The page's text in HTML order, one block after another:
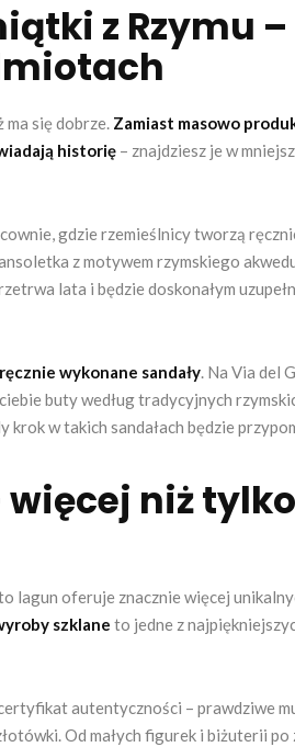
z Rzymu
ma się dobrze. Zamiast masowo
historię – znajdziesz je w
gdzie rzemieślnicy tworzą
z motywem rzymskiego
lata i będzie doskonałym
ręcznie wykonane sandały. Na Via del
buty według tradycyjnych
w takich sandałach będzie
niż
lagun oferuje znacznie więcej
szklane to jedne z
autentyczności – prawdziwe
Od małych figurek i biżuterii